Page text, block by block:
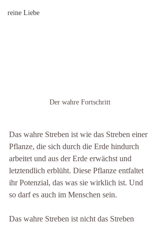
reine Liebe
Der wahre Fortschritt
Das wahre Streben ist wie das Streben einer
Pflanze, die sich durch die Erde hindurch
arbeitet und aus der Erde erwächst und
letztendlich erblüht. Diese Pflanze entfaltet
ihr Potenzial, das was sie wirklich ist. Und
so darf es auch im Menschen sein.
Das wahre Streben ist nicht das Streben